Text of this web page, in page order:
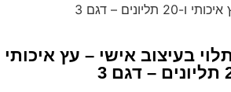
תליונים – דגם 3
בעיצוב אישי – עץ איכותי